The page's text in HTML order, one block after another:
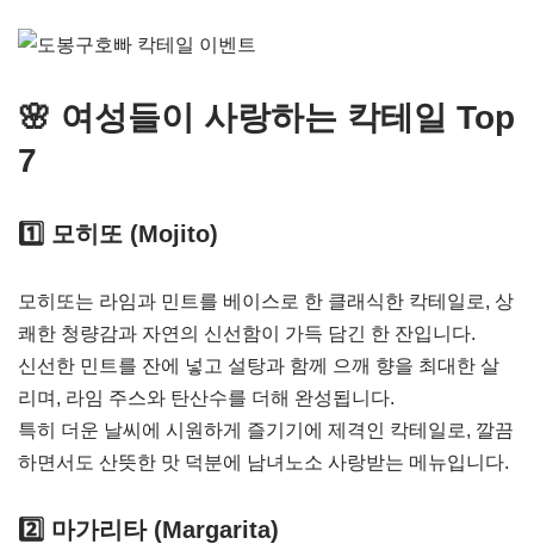
🌸 여성들이 사랑하는 칵테일 Top
7
1️⃣ 모히또 (Mojito)
모히또는 라임과 민트를 베이스로 한 클래식한 칵테일로, 상
쾌한 청량감과 자연의 신선함이 가득 담긴 한 잔입니다.
신선한 민트를 잔에 넣고 설탕과 함께 으깨 향을 최대한 살
리며, 라임 주스와 탄산수를 더해 완성됩니다.
특히 더운 날씨에 시원하게 즐기기에 제격인 칵테일로, 깔끔
하면서도 산뜻한 맛 덕분에 남녀노소 사랑받는 메뉴입니다.
2️⃣ 마가리타 (Margarita)